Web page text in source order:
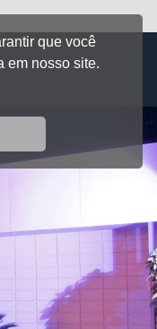
que você
em nosso site.